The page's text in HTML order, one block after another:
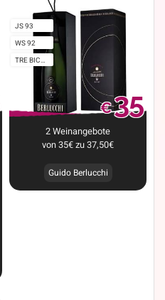
JS 93
WS 92
TRE BICCHIERI
€35
2Weinangebote
von35€zu37,50€
Guido Berlucchi